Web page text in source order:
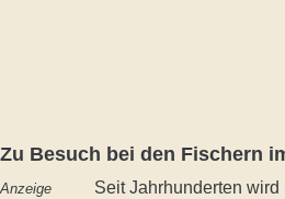
Zu Besuch bei den Fischern
Anzeige
Seit Jahrhunderten